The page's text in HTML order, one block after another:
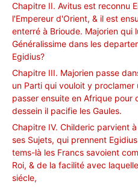
Chapitre II. Avitus est reconnu
l'Empereur d'Orient, & il est
enterré à Brioude. Majorien qui
Généralissime dans les
Egidius?
Chapitre III. Majorien passe
un Parti qui vouloit y proclamer
passer ensuite en Afrique pour
dessein il pacifie les Gaules.
Chapitre IV. Childeric parvient
ses Sujets, qui prennent
tems-là les Francs savoient
Roi, & de la facilité avec
siécle,